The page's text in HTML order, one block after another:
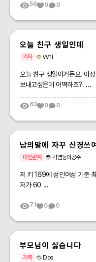
56 0 0
오늘 친구 생일인데
기타 vvhi
오늘 친구 생일이거든요. 이
보내고싶은데 어떡하죠?. ...
63 0 0
남의말에 자꾸 신경쓰
대인관계 귀염둥이공주
저 키 169에 성인여성 기준 최
저가 60 ...
71 0 0
부모님이 싫습니다
가족 Dos